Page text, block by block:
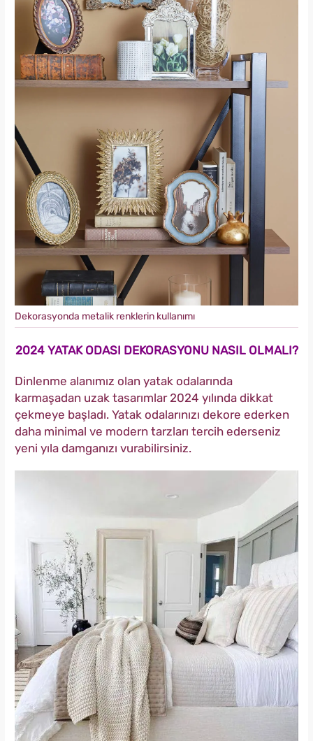
Dekorasyonda metalik renklerin kullanımı
2024 YATAK ODASI DEKORASYONU NASIL OLMALI?
Dinlenme alanımız olan yatak odalarında
karmaşadan uzak tasarımlar 2024 yılında dikkat
çekmeye başladı. Yatak odalarınızı dekore ederken
daha minimal ve modern tarzları tercih ederseniz
yeni yıla damganızı vurabilirsiniz.